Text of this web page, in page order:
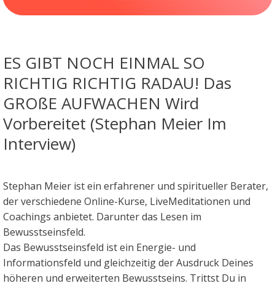
ES GIBT NOCH EINMAL SO
RICHTIG RICHTIG RADAU! Das
GROßE AUFWACHEN Wird
Vorbereitet (Stephan Meier Im
Interview)
Stephan Meier ist ein erfahrener und spiritueller Berater,
der verschiedene Online-Kurse, LiveMeditationen und
Coachings anbietet. Darunter das Lesen im
Bewusstseinsfeld.
Das Bewusstseinsfeld ist ein Energie- und
Informationsfeld und gleichzeitig der Ausdruck Deines
höheren und erweiterten Bewusstseins. Trittst Du in